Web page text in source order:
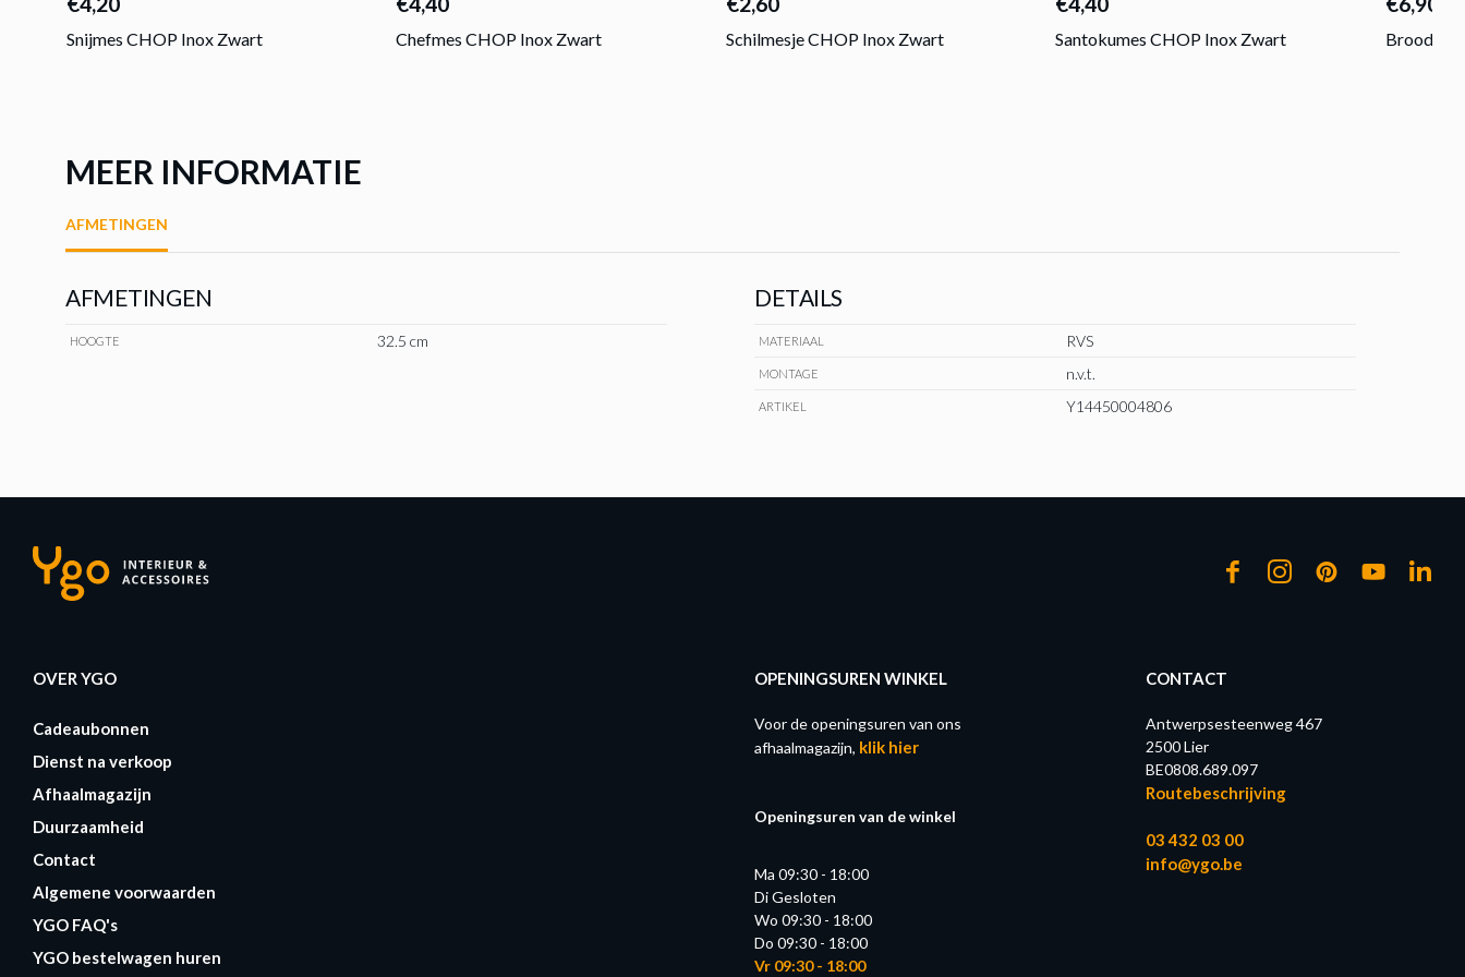
Snijmes CHOP Inox Zwart Chefmes CHOP Inox Zwart Schilmesje CHOP Inox Zwart Santokumes CHOP Inox Zwart
MEER INFORMATIE
AFMETINGEN
AFMETINGEN
HOOGTE 32.5 cm
DETAILS
MATERIAAL RVS
MONTAGE n.v.t.
ARTIKEL Y14450004806
OVER YGO
Cadeaubonnen
Dienst na verkoop
Afhaalmagazijn
Duurzaamheid
Contact
Algemene voorwaarden
YGO FAQ's
YGO bestelwagen huren
OPENINGSUREN WINKEL
Voor de openingsuren van ons
afhaalmagazijn, klik hier
Openingsuren van de winkel
Ma 09:30 - 18:00
Di Gesloten
Wo 09:30 - 18:00
Do 09:30 - 18:00
Vr 09:30 - 18:00
CONTACT
Antwerpsesteenweg 467
2500 Lier
BE0808.689.097
Routebeschrijving
03 432 03 00
info@ygo.be